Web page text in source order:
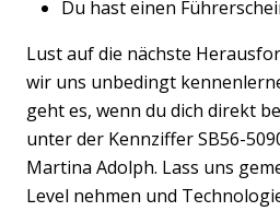
Du hast einen
Lust auf die nächste
wir uns unbedingt
geht es, wenn du dich direkt
unter der Kennziffer SB56-
Martina Adolph. Lass uns
Level nehmen und